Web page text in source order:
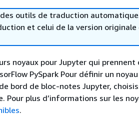
outils de traduction
et celui de la version originale
noyaux pour Jupyter qui prennent
PySpark Pour définir un
bord de bloc-notes Jupyter,
Pour plus d’informations sur les
.